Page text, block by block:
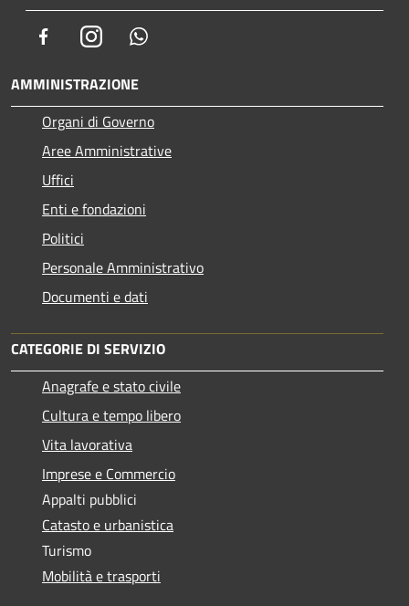
FacebookInstagram
AMMINISTRAZIONE
Organi di Governo
Aree Amministrative
Uffici
Enti e fondazioni
Politici
Personale Amministrativo
Documenti e dati
CATEGORIE DI SERVIZIO
Anagrafe e stato civile
Cultura e tempo libero
Vita lavorativa
Imprese e Commercio
Appalti pubblici
Catasto e urbanistica
Turismo
Mobilità e trasporti